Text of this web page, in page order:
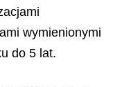
wymienionymi
do 5 lat.